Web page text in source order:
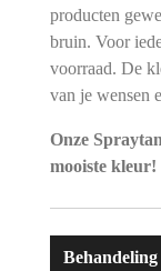
producten
bruin. Voor
voorraad. De
van je wensen
Onze
mooiste kleur!